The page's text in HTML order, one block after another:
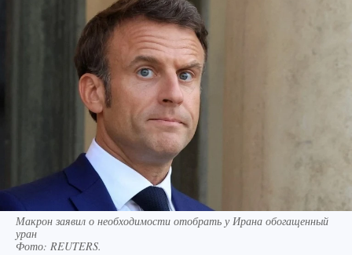
Макрон заявил о необходимости отобрать у Ирана обогащенный
уран
Фото: REUTERS.